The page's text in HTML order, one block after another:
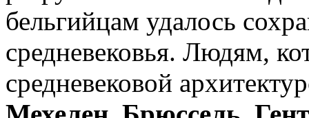
бельгийцам удалось
средневековья. Людям,
средневековой